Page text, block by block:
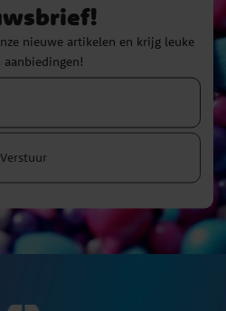
nieuwe artikelen en krijg leuke
aanbiedingen!
Verstuur